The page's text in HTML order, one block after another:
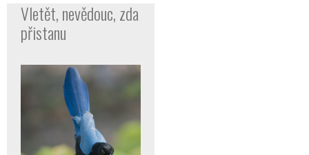
Vletět, nevědouc, zda
přistanu